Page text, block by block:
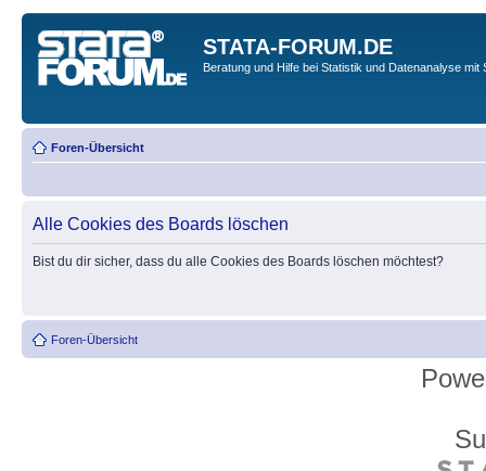
STATA-FORUM.DE
Beratung und Hilfe bei Statistik und Datenanalyse mit
Foren-Übersicht
Alle Cookies des Boards löschen
Bist du dir sicher, dass du alle Cookies des Boards löschen möchtest?
Foren-Übersicht